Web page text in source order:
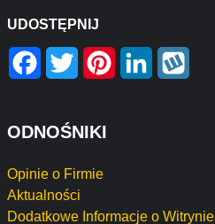
UDOSTĘPNIJ
Facebook
Twitter PinterestLinkedIn
ODNOŚNIKI
Opinie o Firmie
Aktualności
Dodatkowe Informacje o Witrynie